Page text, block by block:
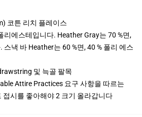
코튼 리치 플레이스
리에스테입니다. Heather Gray는 70 %면,
낵 바 Heather는 60 %면, 40 % 폴리 에스
및 늑골 팔목
Attire Practices 요구 사항을 따르는
접시를 좋아해야 2 크기 올라갑니다